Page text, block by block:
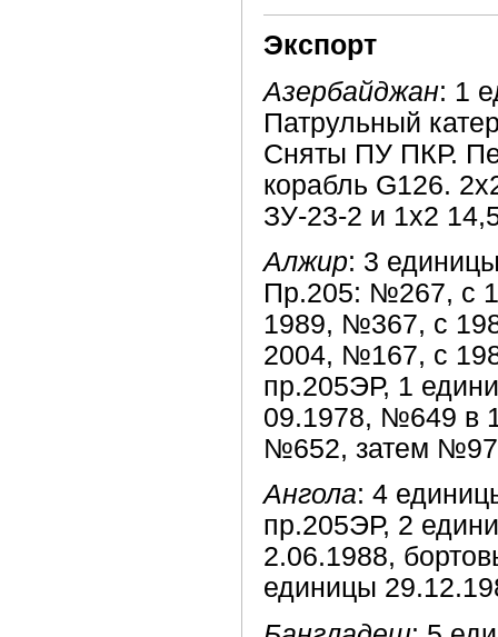
Экспорт
Азербайджан: 1
Патрульный
Сняты ПУ ПКР.
корабль G126.
ЗУ-23-2 и 1х2
Алжир: 3
Пр.205: №267, с
1989, №367, с
2004, №167, с
пр.205ЭР, 1
09.1978, №649 в
№652, затем
Ангола: 4
пр.205ЭР, 2
2.06.1988,
единицы